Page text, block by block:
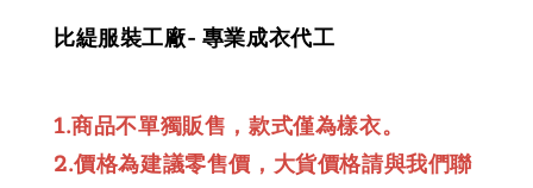
比緹服裝工廠- 專業成衣代工
1.商品不單獨販售，款式僅為樣衣。
2.價格為建議零售價，大貨價格請與我們聯